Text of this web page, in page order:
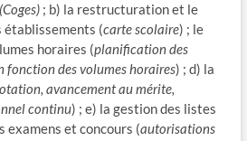
; b) la restructuration et le
établissements (carte scolaire) ; le
horaires (planification des
fonction des volumes horaires) ; d) la
avancement au mérite,
continu) ; e) la gestion des listes
examens et concours (autorisations